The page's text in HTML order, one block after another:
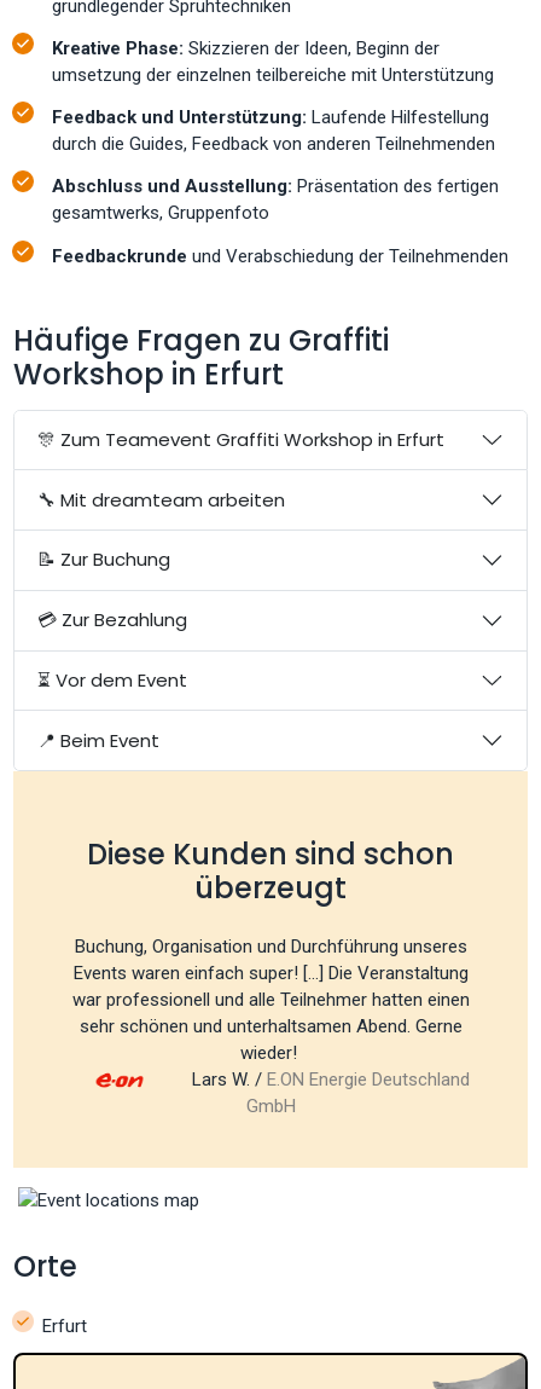
grundlegender Sprühtechniken
Kreative Phase: Skizzieren der Ideen, Beginn der
umsetzung der einzelnen teilbereiche mit Unterstützung
Feedback und Unterstützung:Laufende Hilfestellung
durch die Guides, Feedback von anderen Teilnehmenden
Abschluss und Ausstellung:Präsentation des fertigen
gesamtwerks, Gruppenfoto
Feedbackrunde und Verabschiedung der Teilnehmenden
Häufige Fragen zu Graffiti
Workshop in Erfurt
🎊 Zum Teamevent Graffiti Workshop in Erfurt
🔧 Mit dreamteam arbeiten
📝 Zur Buchung
💳 Zur Bezahlung
⏳ Vor dem Event
📍 Beim Event
Diese Kunden sind schon
überzeugt
Buchung, Organisation und Durchführung unseres
Events waren einfach super! [...] Die Veranstaltung
war professionell und alle Teilnehmer hatten einen
sehr schönen und unterhaltsamen Abend. Gerne
wieder!
Lars W. / E.ON Energie Deutschland
GmbH
Orte
Erfurt